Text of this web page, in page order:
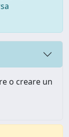
o creare un